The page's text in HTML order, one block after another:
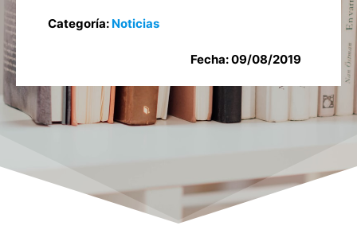
Categoría: Noticias
Fecha:09/08/2019